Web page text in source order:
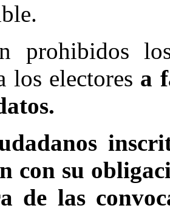
prohibidos
los electores a
con su
de las